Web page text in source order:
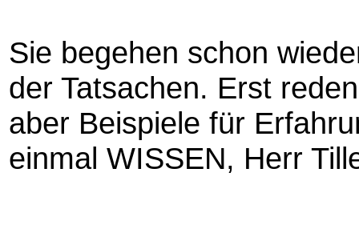
Sie begehen schon
der Tatsachen. Erst
aber Beispiele für
einmal WISSEN, Herr